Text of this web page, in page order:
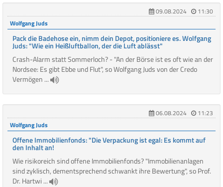
09.08.2024
11:30
Wolfgang Juds
Pack die Badehose ein, nimm dein Depot, positioniere es. Wolfgang
Juds: "Wie ein Heißluftballon, der die Luft ablässt"
Crash-Alarm statt Sommerloch? - "An der Börse ist es oft wie an der
Nordsee: Es gibt Ebbe und Flut", so Wolfgang Juds von der Credo
Vermögen ...
06.08.2024
11:23
Wolfgang Juds
Offene Immobilienfonds: "Die Verpackung ist egal: Es kommt auf
den Inhalt an!
Wie risikoreich sind offene Immobilienfonds? "Immobilienanlagen
sind zyklisch, dementsprechend schwankt ihre Bewertung", so Prof.
Dr. Hartwi ...